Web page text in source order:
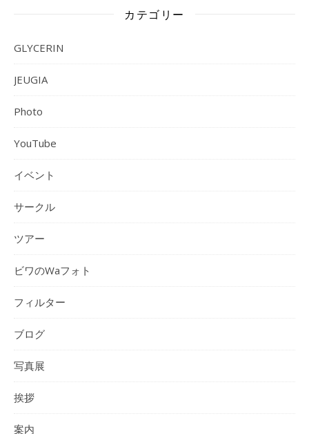
カテゴリー
GLYCERIN
JEUGIA
Photo
YouTube
イベント
サークル
ツアー
ビワのWaフォト
フィルター
ブログ
写真展
挨拶
案内